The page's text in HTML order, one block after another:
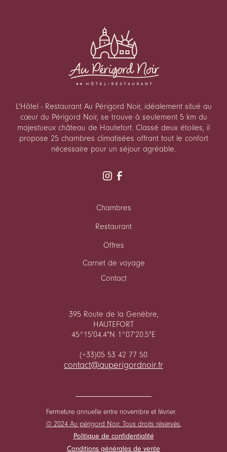
L'Hôtel - Restaurant Au Périgord Noir, idéalement situé au
cœur du Périgord Noir, se trouve à seulement 5 km du
majestueux château de Hautefort. Classé deux étoiles, il
propose 25 chambres climatisées offrant tout le confort
nécessaire pour un séjour agréable.
Chambres
Restaurant
Offres
Carnet de voyage
Contact
395 Route de la Genèbre,
HAUTEFORT
45°15'04.4"N 1°07'20.5"E
(+33)05 53 42 77 50
contact@auperigordnoir.fr
Fermeture annuelle entre novembre et février.
© 2024 Au périgord Noir. Tous droits réservés.
Politique de confidentialité
Conditions générales de vente